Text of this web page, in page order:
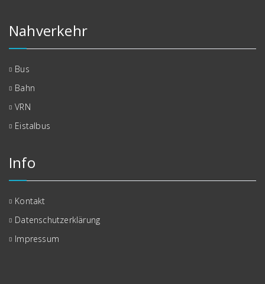
Nahverkehr
Bus
Bahn
VRN
Eistalbus
Info
Kontakt
Datenschutzerklärung
Impressum